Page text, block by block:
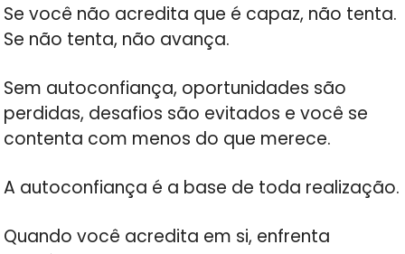
Se você não acredita que é capaz, não tenta.
Se não tenta, não avança.
Sem autoconfiança, oportunidades são
perdidas, desafios são evitados e você se
contenta com menos do que merece.
A autoconfiança é a base de toda realização.
Quando você acredita em si, enfrenta